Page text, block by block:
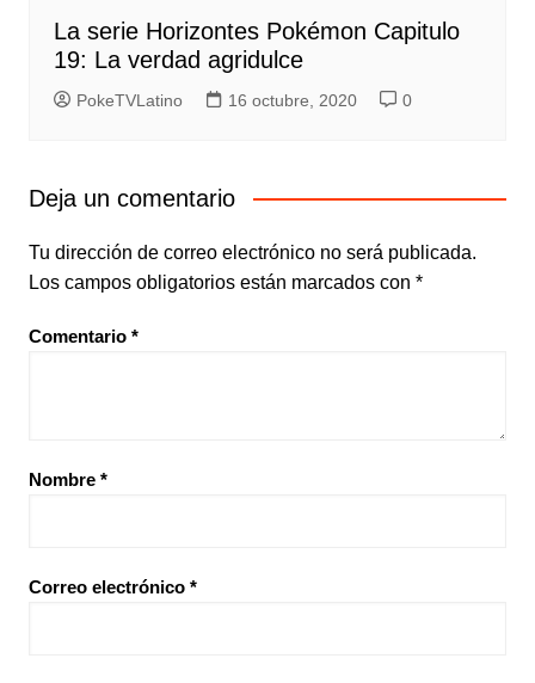
La serie Horizontes Pokémon Capitulo
19: La verdad agridulce
PokeTVLatino 16 octubre, 2020 0
Deja un comentario
Tu dirección de correo electrónico no será publicada.
Los campos obligatorios están marcados con *
Comentario *
Nombre *
Correo electrónico *